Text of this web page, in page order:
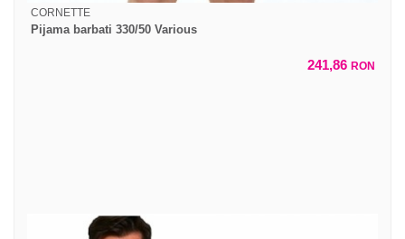
CORNETTE
Pijama barbati 330/50 Various
241,86 RON